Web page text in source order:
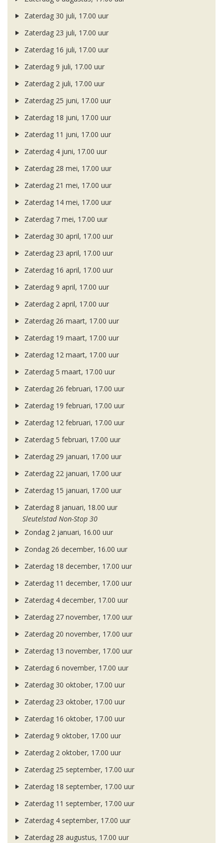
Zaterdag 30 juli, 17.00 uur
Zaterdag 23 juli, 17.00 uur
Zaterdag 16 juli, 17.00 uur
Zaterdag 9 juli, 17.00 uur
Zaterdag 2 juli, 17.00 uur
Zaterdag 25 juni, 17.00 uur
Zaterdag 18 juni, 17.00 uur
Zaterdag 11 juni, 17.00 uur
Zaterdag 4 juni, 17.00 uur
Zaterdag 28 mei, 17.00 uur
Zaterdag 21 mei, 17.00 uur
Zaterdag 14 mei, 17.00 uur
Zaterdag 7 mei, 17.00 uur
Zaterdag 30 april, 17.00 uur
Zaterdag 23 april, 17.00 uur
Zaterdag 16 april, 17.00 uur
Zaterdag 9 april, 17.00 uur
Zaterdag 2 april, 17.00 uur
Zaterdag 26 maart, 17.00 uur
Zaterdag 19 maart, 17.00 uur
Zaterdag 12 maart, 17.00 uur
Zaterdag 5 maart, 17.00 uur
Zaterdag 26 februari, 17.00 uur
Zaterdag 19 februari, 17.00 uur
Zaterdag 12 februari, 17.00 uur
Zaterdag 5 februari, 17.00 uur
Zaterdag 29 januari, 17.00 uur
Zaterdag 22 januari, 17.00 uur
Zaterdag 15 januari, 17.00 uur
Zaterdag 8 januari, 18.00 uur
Sleutelstad Non-Stop 30
Zondag 2 januari, 16.00 uur
Zondag 26 december, 16.00 uur
Zaterdag 18 december, 17.00 uur
Zaterdag 11 december, 17.00 uur
Zaterdag 4 december, 17.00 uur
Zaterdag 27 november, 17.00 uur
Zaterdag 20 november, 17.00 uur
Zaterdag 13 november, 17.00 uur
Zaterdag 6 november, 17.00 uur
Zaterdag 30 oktober, 17.00 uur
Zaterdag 23 oktober, 17.00 uur
Zaterdag 16 oktober, 17.00 uur
Zaterdag 9 oktober, 17.00 uur
Zaterdag 2 oktober, 17.00 uur
Zaterdag 25 september, 17.00 uur
Zaterdag 18 september, 17.00 uur
Zaterdag 11 september, 17.00 uur
Zaterdag 4 september, 17.00 uur
Zaterdag 28 augustus, 17.00 uur